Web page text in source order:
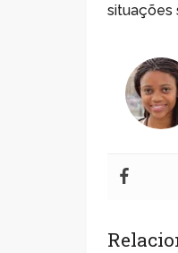
situações